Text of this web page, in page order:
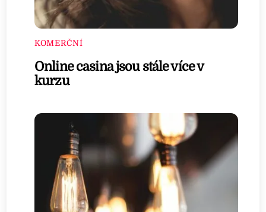
KOMERČNÍ
Online casina jsou stále více v
kurzu